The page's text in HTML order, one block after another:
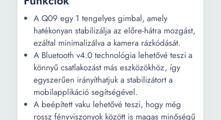
A Q09 egy 1 tengelyes gimbal, amely
hatékonyan stabilizálja az előre-hátra mozgást,
ezáltal minimalizálva a kamera rázkódását.
A Bluetooth v4.0 technológia lehetővé teszi a
könnyű csatlakozást más eszközökhöz, így
egyszerűen irányíthatjuk a stabilizátort a
mobilapplikáció segítségével.
A beépített vaku lehetővé teszi, hogy még
rossz fényviszonyok között is magas minőségű